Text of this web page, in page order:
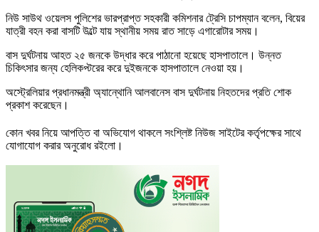
নিউ সাউথ ওয়েলস পুলিশের ভারপ্রাপ্ত সহকারী কমিশনার ট্রেসি চাপম্যান বলেন, বিয়ের
যাত্রী বহন করা বাসটি উল্টে যায় স্থানীয় সময় রাত সাড়ে এগারোটার সময়।
বাস দুর্ঘটনায় আহত ২৫ জনকে উদ্ধার করে পাঠানো হয়েছে হাসপাতালে। উন্নত
চিকিৎসার জন্য হেলিকপ্টরের করে দুইজনকে হাসপাতালে নেওয়া হয়।
অস্ট্রেলিয়ার প্রধানমন্ত্রী অ্যান্থোনি আলবানেস বাস দুর্ঘটনায় নিহতদের প্রতি শোক
প্রকাশ করেছেন।
কোন খবর নিয়ে আপত্তি বা অভিযোগ থাকলে সংশ্লিষ্ট নিউজ সাইটের কর্তৃপক্ষের সাথে
যোগাযোগ করার অনুরোধ রইলো।